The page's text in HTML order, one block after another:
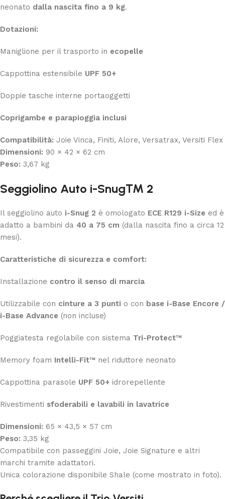
neonato dalla nascita fino a 9 kg.
Dotazioni:
Maniglione per il trasporto in ecopelle
Cappottina estensibile UPF 50+
Doppie tasche interne portaoggetti
Coprigambe e parapioggia inclusi
Compatibilità: Joie Vinca, Finiti, Alore, Versatrax, Versiti Flex
Dimensioni: 90 × 42 × 62 cm
Peso: 3,67 kg
Seggiolino Auto i-Snug™ 2
Il seggiolino auto i-Snug 2 è omologato ECE R129 i-Size ed è
adatto a bambini da 40 a 75 cm (dalla nascita fino a circa 12
mesi).
Caratteristiche di sicurezza e comfort:
Installazione contro il senso di marcia
Utilizzabile con cinture a 3 punti o con base i-Base Encore /
i-Base Advance (non incluse)
Poggiatesta regolabile con sistema Tri-Protect™
Memory foam Intelli-Fit™ nel riduttore neonato
Cappottina parasole UPF 50+ idrorepellente
Rivestimenti sfoderabili e lavabili in lavatrice
Dimensioni: 65 × 43,5 × 57 cm
Peso: 3,35 kg
Compatibile con passeggini Joie, Joie Signature e altri
marchi tramite adattatori.
Unica colorazione disponibile Shale (come mostrato in foto).